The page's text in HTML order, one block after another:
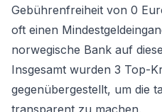
Gebührenfreiheit von 0
oft einen
norwegische Bank auf
Insgesamt wurden 3 Top-
gegenübergestellt, um die
transparent zu machen.